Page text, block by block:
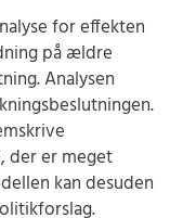
for effekten
på ældre
Analysen
der er meget
kan desuden